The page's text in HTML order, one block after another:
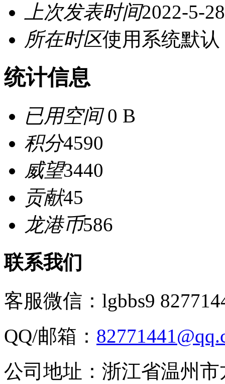
上次发表时间2022-5-
所在时区使用系统默认
统计信息
已用空间0 B
积分4590
威望3440
贡献45
龙港币586
联系我们
客服微信：lgbbs9
QQ/邮箱：
公司地址：浙江省温州